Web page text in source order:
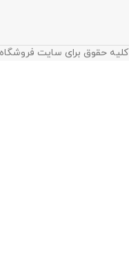
کلیه حقوق برای سایت